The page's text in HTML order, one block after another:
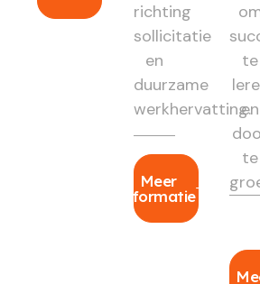
richting
sollicitatie
en
duurzame
werkhervatting.
Meer
informatie
te
en
te